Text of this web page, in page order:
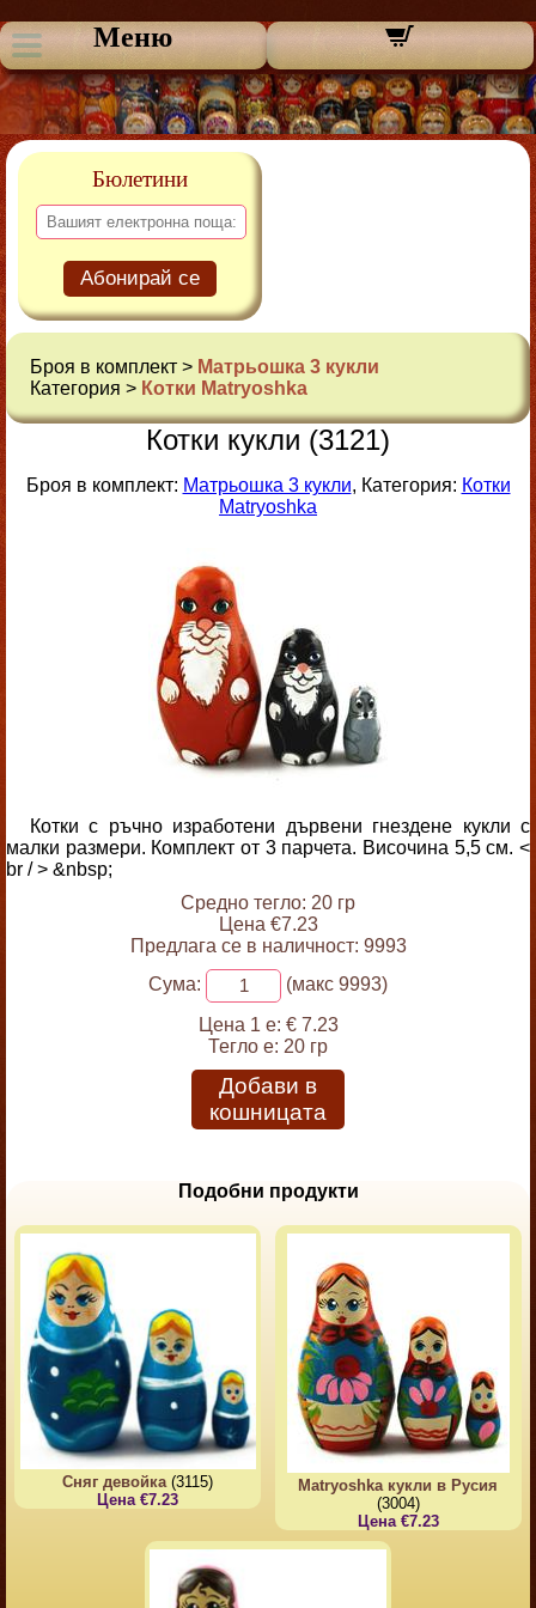
Меню
Бюлетини
Абонирай се
Броя в комплект > Матрьошка 3 кукли
Категория > Котки Matryoshka
Котки кукли (3121)
Броя в комплект: Матрьошка 3 кукли, Категория: Котки
Matryoshka
Котки с ръчно изработени дървени гнездене кукли с
малки размери. Комплект от 3 парчета. Височина 5,5 см. <
br / > &nbsp;
Средно тегло: 20 гр
Цена €7.23
Предлага се в наличност: 9993
Сума:
(макс 9993)
Цена 1 е: € 7.23
Тегло е: 20 гр
Добави в
кошницата
Подобни продукти
Сняг девойка(3115)
Цена €7.23
Matryoshka кукли в Русия
(3004)
Цена €7.23